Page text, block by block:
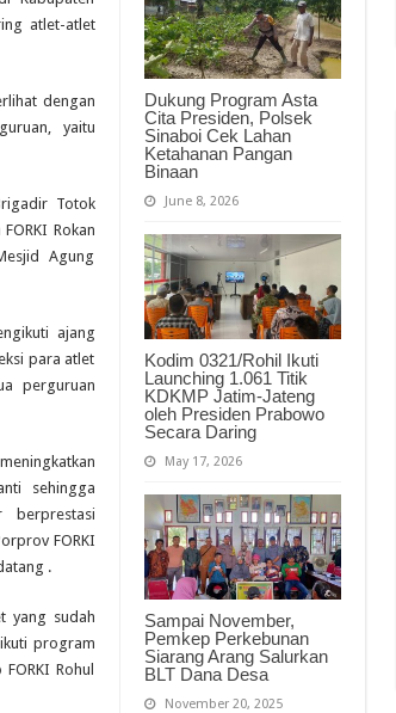
2
Dukung Program Asta
Cita Presiden, Polsek
Sinaboi Cek Lahan
Ketahanan Pangan
Binaan
June 8, 2026
Kodim 0321/Rohil Ikuti
Launching 1.061 Titik
KDKMP Jatim-Jateng
oleh Presiden Prabowo
Secara Daring
May 17, 2026
Sampai November,
Pemkep Perkebunan
Siarang Arang Salurkan
BLT Dana Desa
November 20, 2025
atlet-atlet
dengan
yaitu
Totok
Rokan
Agung
ajang
para atlet
perguruan
sehingga
berprestasi
FORKI
.
yang sudah
program
Rohul